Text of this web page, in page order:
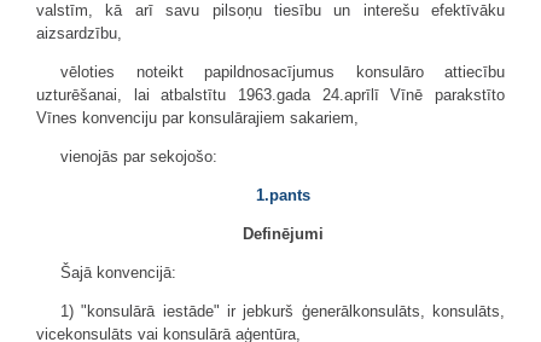
valstīm, kā arī savu pilsoņu tiesību un interešu efektīvāku
aizsardzību,
vēloties noteikt papildnosacījumus konsulāro attiecību
uzturēšanai, lai atbalstītu 1963.gada 24.aprīlī Vīnē parakstīto
Vīnes konvenciju par konsulārajiem sakariem,
vienojās par sekojošo:
1.pants
Definējumi
Šajā konvencijā:
1) "konsulārā iestāde" ir jebkurš ģenerālkonsulāts, konsulāts,
vicekonsulāts vai konsulārā aģentūra,